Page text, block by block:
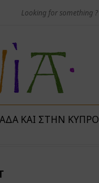
ΚΑΙ ΣΤΗΝ ΚΎΠΡΟ